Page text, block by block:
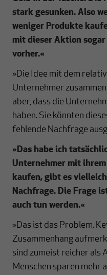
stark gesunken. Also
weniger Produkte
mit dieser Aktion
vorher.«
»Die Idee mit dem
Unternehmer
aber, dass die
haben. Sie könnten
fehlende Nachfrage
»Das habe ich
Unternehmer mit
kaufen, gibt es
Nachfrage. Die Frage
auch tun werden.«
»Das ist das Problem.
Zusammenhang
sind zumeist reicher als
Menschen sparen mehr